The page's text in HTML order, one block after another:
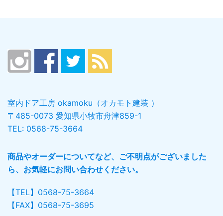
室内ドア工房 okamoku（オカモト建装 ）
〒485-0073 愛知県小牧市舟津859-1
TEL: 0568-75-3664
商品やオーダーについてなど、ご不明点がございました
ら、お気軽にお問い合わせください。
【TEL】0568-75-3664
【FAX】0568-75-3695